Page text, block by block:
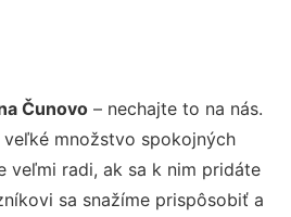
Čunovo – nechajte to na nás.
množstvo spokojných
veľmi radi, ak sa k nim pridáte
sa snažíme prispôsobiť a